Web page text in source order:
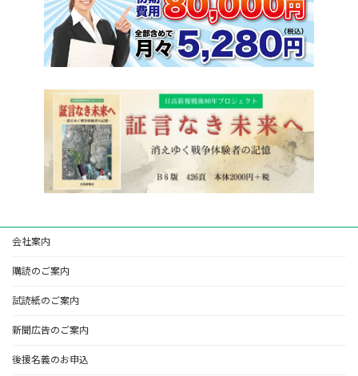
会社案内
購読のご案内
試読紙のご案内
新聞広告のご案内
後援名義のお申込